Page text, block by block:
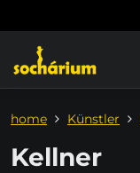
home Künstler
Kellner